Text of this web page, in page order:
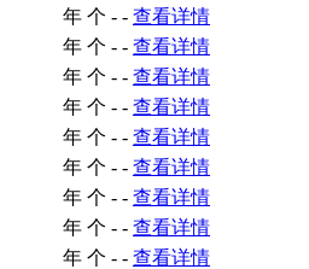
年 个 - - 查看详情
年 个 - - 查看详情
年 个 - - 查看详情
年 个 - - 查看详情
年 个 - - 查看详情
年 个 - - 查看详情
年 个 - - 查看详情
年 个 - - 查看详情
年 个 - - 查看详情